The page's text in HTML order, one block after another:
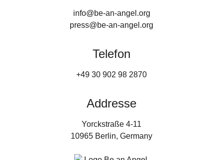
info@be-an-angel.org
press@be-an-angel.org
Telefon
+49 30 902 98 2870
Addresse
Yorckstraße 4-11
10965 Berlin, Germany